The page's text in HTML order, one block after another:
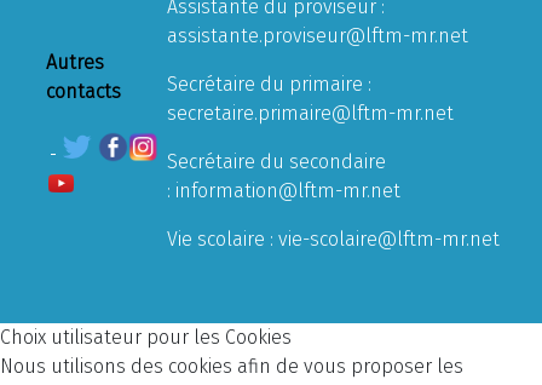
Autres
contacts
Assistante du proviseur :
assistante.proviseur@lftm-mr.net
Secrétaire du primaire :
secretaire.primaire@lftm-mr.net
Secrétaire du secondaire
: information@lftm-mr.net
Vie scolaire : vie-scolaire@lftm-mr.net
Choix utilisateur pour les Cookies
Nous utilisons des cookies afin de vous proposer les